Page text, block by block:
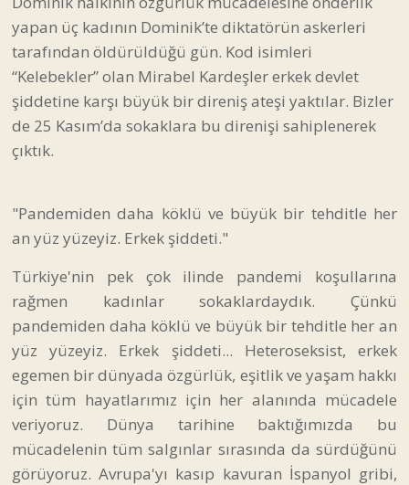
yapan üç kadının Dominik’te diktatörün askerleri
tarafından öldürüldüğü gün. Kod isimleri
“Kelebekler” olan Mirabel Kardeşler erkek devlet
şiddetine karşı büyük bir direniş ateşi yaktılar. Bizler
de 25 Kasım’da sokaklara bu direnişi sahiplenerek
çıktık.
"Pandemiden daha köklü ve büyük bir tehditle her
an yüz yüzeyiz. Erkek şiddeti."
Türkiye'nin pek çok ilinde pandemi koşullarına
rağmen kadınlar sokaklardaydık. Çünkü
pandemiden daha köklü ve büyük bir tehditle her an
yüz yüzeyiz. Erkek şiddeti... Heteroseksist, erkek
egemen bir dünyada özgürlük, eşitlik ve yaşam hakkı
için tüm hayatlarımız için her alanında mücadele
veriyoruz. Dünya tarihine baktığımızda bu
mücadelenin tüm salgınlar sırasında da sürdüğünü
görüyoruz. Avrupa'yı kasıp kavuran İspanyol gribi,